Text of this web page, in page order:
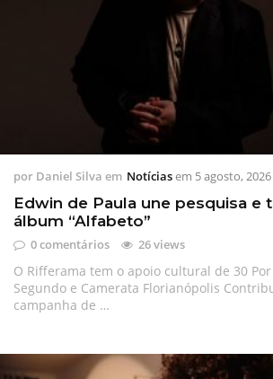
por Daniel Silva em Notíciasem 5 agosto, 2026
Edwin de Paula une pesquisa e
álbum “Alfabeto”
0 comentários 26 views
O Rifferama tem o apoio cultural de 30 Por
Segundo e Camerata Florianópolis
campanha de …